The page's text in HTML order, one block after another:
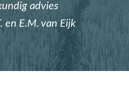
advies
en E.M. van Eijk